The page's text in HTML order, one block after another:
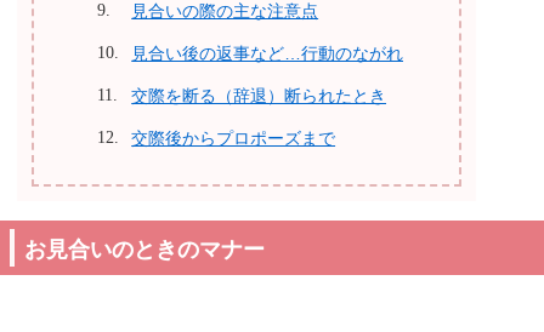
見合いの際の主な注意点
見合い後の返事など…行動のながれ
交際を断る（辞退）断られたとき
交際後からプロポーズまで
お見合いのときのマナー